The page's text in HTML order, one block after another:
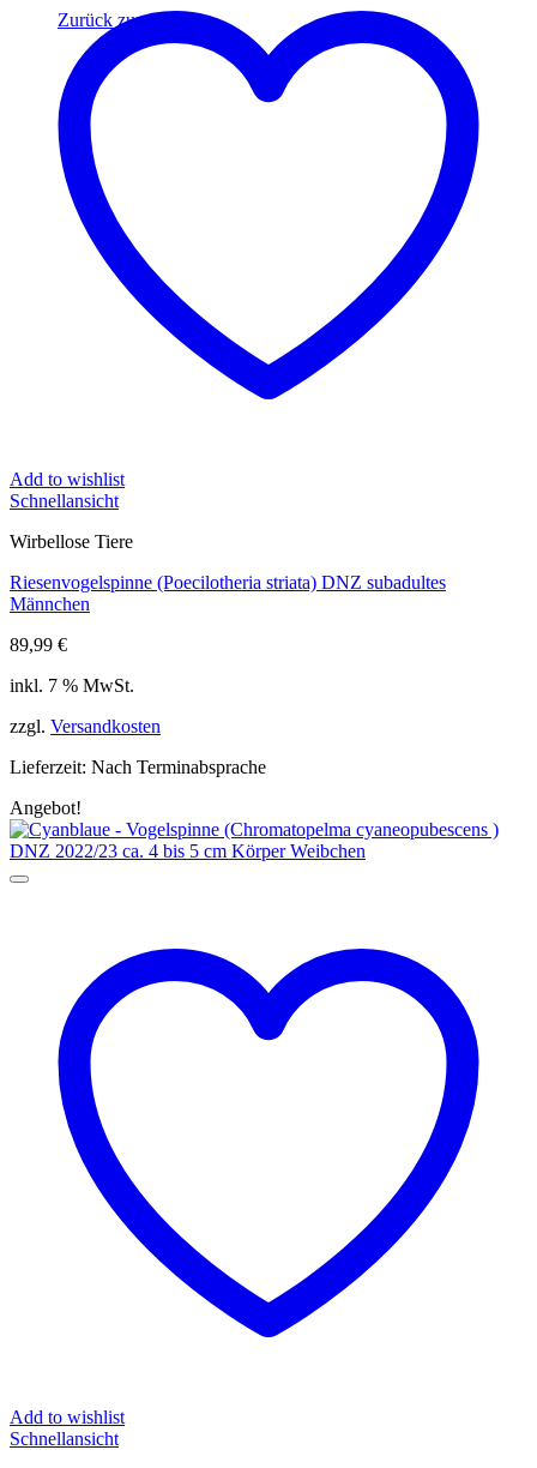
Zurück zum Shop
Add to wishlist
Schnellansicht
Wirbellose Tiere
Riesenvogelspinne (Poecilotheria striata) DNZ subadultes
Männchen
89,99 €
inkl. 7 % MwSt.
zzgl. Versandkosten
Lieferzeit: Nach Terminabsprache
Angebot!
Add to wishlist
Schnellansicht